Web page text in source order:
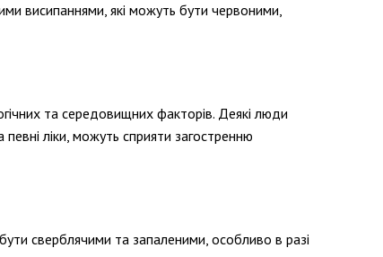
висипаннями, які можуть бути червоними,
та середовищних факторів. Деякі люди
певні ліки, можуть сприяти загостренню
сверблячими та запаленими, особливо в разі